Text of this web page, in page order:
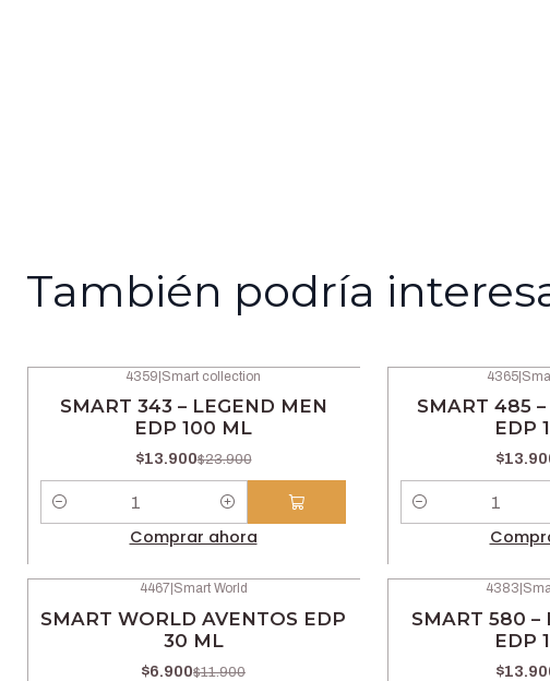
También podría
4359 Smart collection
SMART 343 – LEGEND MEN
EDP 100 ML
$13.900$23.900
Comprar ahora
4365|
SMART 485
EDP
4467| Smart World
SMART WORLD AVENTOS EDP
30 ML
$6.900$11.900
4383
SMART 580 –
EDP